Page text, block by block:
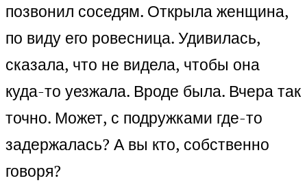
позвонил соседям. Открыла женщина,
по виду его ровесница. Удивилась,
сказала, что не видела, чтобы она
куда-то уезжала. Вроде была. Вчера так
точно. Может, с подружками где-то
задержалась? А вы кто, собственно
говоря?